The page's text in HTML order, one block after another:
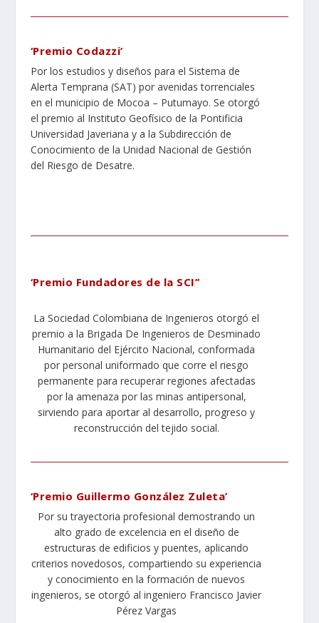
‘Premio Codazzi’
Por los estudios y diseños para el Sistema de
Alerta Temprana (SAT) por avenidas torrenciales
en el municipio de Mocoa – Putumayo. Se otorgó
el premio al Instituto Geofísico de la Pontificia
Universidad Javeriana y a la Subdirección de
Conocimiento de la Unidad Nacional de Gestión
del Riesgo de Desatre.
‘Premio Fundadores de la SCI’’
La Sociedad Colombiana de Ingenieros otorgó el
premio a la Brigada De Ingenieros de Desminado
Humanitario del Ejército Nacional, conformada
por personal uniformado que corre el riesgo
permanente para recuperar regiones afectadas
por la amenaza por las minas antipersonal,
sirviendo para aportar al desarrollo, progreso y
reconstrucción del tejido social.
‘Premio Guillermo González Zuleta’
Por su trayectoria profesional demostrando un
alto grado de excelencia en el diseño de
estructuras de edificios y puentes, aplicando
criterios novedosos, compartiendo su experiencia
y conocimiento en la formación de nuevos
ingenieros, se otorgó al ingeniero Francisco Javier
Pérez Vargas